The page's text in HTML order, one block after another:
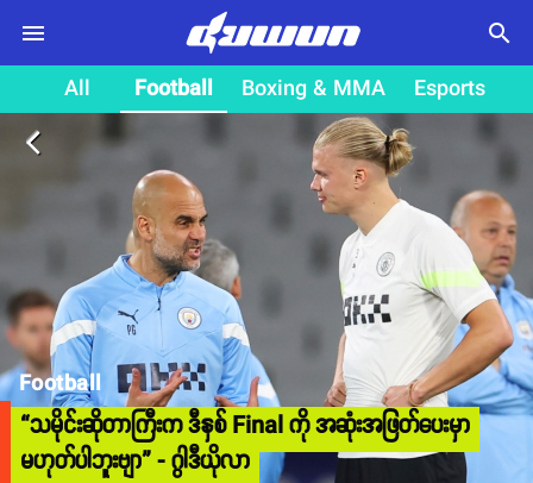
search
All Football Boxing & MMA Esports
arrow_back_ios
Football
“သမိုင်းဆိုတာကြီးက ဒီနှစ် Final ကို အဆုံးအဖြတ်ပေးမှာ
မဟုတ်ပါဘူးဗျာ” - ဂွါဒီယိုလာ